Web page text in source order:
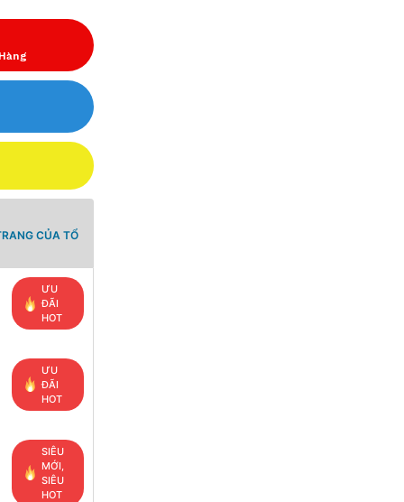
CỦA TỔ
ƯU
ĐÃI
HOT
ƯU
ĐÃI
HOT
SIÊU
MỚI,
SIÊU
HOT